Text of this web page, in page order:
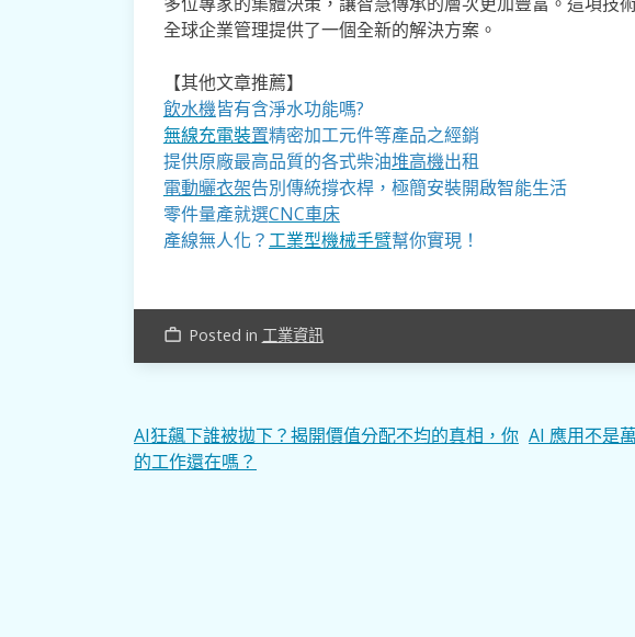
全球企業管理提供了一個全新的解決方案。
【其他文章推薦】
飲水機皆有含淨水功能嗎?
無線充電裝置精密加工元件等產品之經銷
提供原廠最高品質的各式柴油堆高機出租
電動曬衣架告別傳統撐衣桿，極簡安裝開啟智能生活
零件量產就選CNC車床
產線無人化？工業型機械手臂幫你實現！
work_outline Posted in 工業資訊
文
章
AI狂飆下誰被拋下？揭開價值分配不均的真相，你
的工作還在嗎？
AI 應用不是